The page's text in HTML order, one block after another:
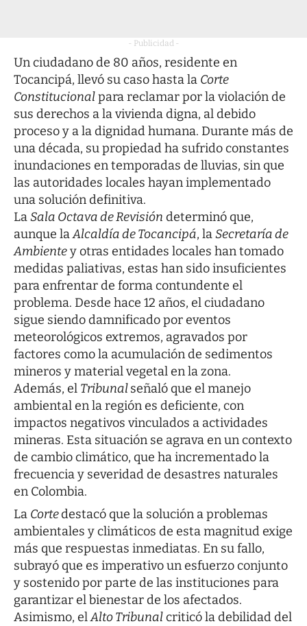
- Publicidad -
Un ciudadano de 80 años, residente en
Tocancipá, llevó su caso hasta la Corte
Constitucionalpara reclamar por la violación de
sus derechos a la vivienda digna, al debido
proceso y a la dignidad humana. Durante más de
una década, su propiedad ha sufrido constantes
inundaciones en temporadas de lluvias, sin que
las autoridades locales hayan implementado
una solución definitiva.
LaSala Octava de Revisión determinó que,
aunque laAlcaldía de Tocancipá, laSecretaría de
Ambientey otras entidades locales han tomado
medidas paliativas, estas han sido insuficientes
para enfrentar de forma contundente el
problema. Desde hace 12 años, el ciudadano
sigue siendo damnificado por eventos
meteorológicos extremos, agravados por
factores como la acumulación de sedimentos
mineros y material vegetal en la zona.
Además, el Tribunalseñaló que el manejo
ambiental en la región es deficiente, con
impactos negativos vinculados a actividades
mineras. Esta situación se agrava en un contexto
de cambio climático, que ha incrementado la
frecuencia y severidad de desastres naturales
en Colombia.
La Cortedestacó que la solución a problemas
ambientales y climáticos de esta magnitud exige
más que respuestas inmediatas. En su fallo,
subrayó que es imperativo un esfuerzo conjunto
y sostenido por parte de las instituciones para
garantizar el bienestar de los afectados.
Asimismo, elAlto Tribunalcriticó la debilidad del